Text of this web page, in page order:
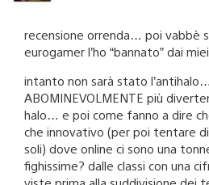
recensione orrenda… poi vabbè
eurogamer l’ho “bannato” dai
intanto non sarà stato
ABOMINEVOLMENTE più
halo… e poi come fanno a dire
che innovativo (per poi tentare
soli) dove online ci sono una
fighissime? dalle classi con una